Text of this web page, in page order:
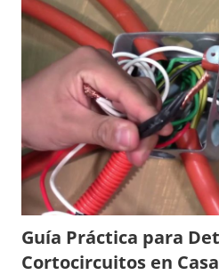
Guía Práctica para
Cortocircuitos en Casa